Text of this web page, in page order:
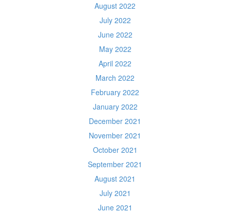
August 2022
July 2022
June 2022
May 2022
April 2022
March 2022
February 2022
January 2022
December 2021
November 2021
October 2021
September 2021
August 2021
July 2021
June 2021